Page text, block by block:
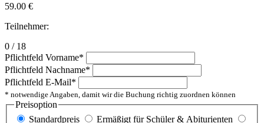
59.00 €
Teilnehmer:
0 / 18
Pflichtfeld Vorname*
Pflichtfeld Nachname*
Pflichtfeld E-Mail*
* notwendige Angaben, damit wir die Buchung richtig zuordnen können
Preisoption
Standardpreis
Ermäßigt für Schüler & Abiturienten